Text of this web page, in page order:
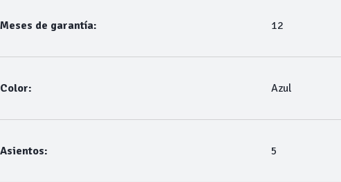
Meses de garantía: 12
Color: Azul
Asientos: 5